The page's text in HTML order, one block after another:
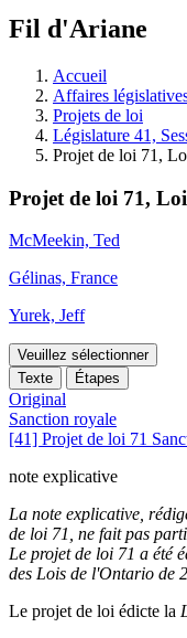
à
législative.
Fil d'Ariane
Accueil
Affaires
Projets de loi
Législature 41,
Projet de loi 71,
Projet de loi 71,
McMeekin, Ted
Gélinas, France
Yurek, Jeff
Veuillez sélectionner
Texte
Étapes
Original
Sanction royale
[41] Projet de loi 71
note explicative
La note explicative,
de loi 71, ne fait pas
Le projet de loi 71 a été
des Lois de l'Ontario de
Le projet de loi édicte la